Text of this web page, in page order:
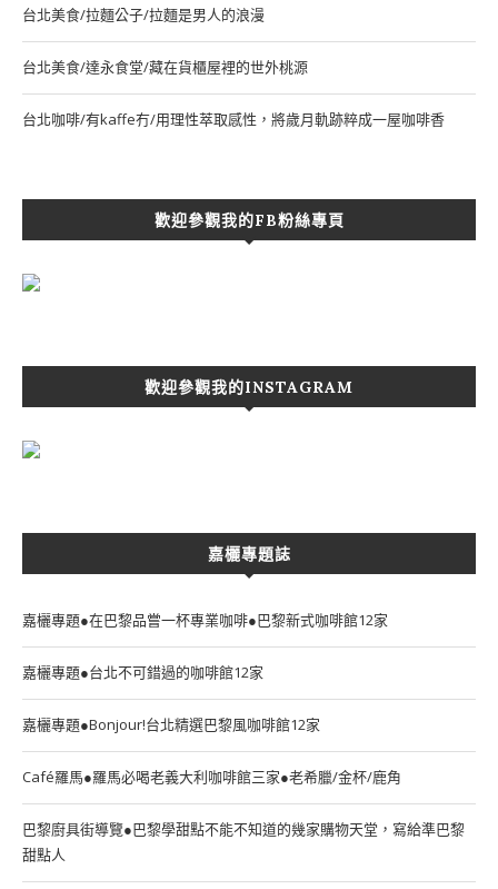
台北美食/拉麵公子/拉麵是男人的浪漫
台北美食/達永食堂/藏在貨櫃屋裡的世外桃源
台北咖啡/有kaffe冇/用理性萃取感性，將歲月軌跡粹成一屋咖啡香
歡迎參觀我的FB粉絲專頁
歡迎參觀我的INSTAGRAM
嘉欐專題誌
嘉欐專題●在巴黎品嘗一杯專業咖啡●巴黎新式咖啡館12家
嘉欐專題●台北不可錯過的咖啡館12家
嘉欐專題●Bonjour!台北精選巴黎風咖啡館12家
Café羅馬●羅馬必喝老義大利咖啡館三家●老希臘/金杯/鹿角
巴黎廚具街導覽●巴黎學甜點不能不知道的幾家購物天堂，寫給準巴黎
甜點人